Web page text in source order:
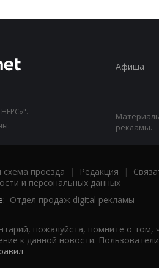
Афиша
рекламы.
проезда | Редакция |
и персональных данных
Отдел продаж digital рекламы
пожалуйста, помните о том,
к данной новости.